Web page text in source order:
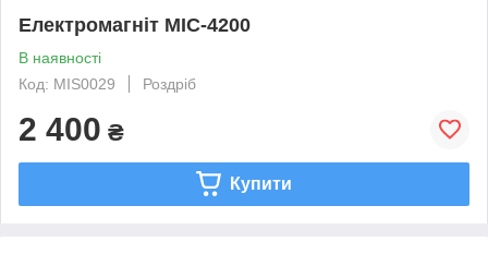
Електромагніт МІС-4200
В наявності
Код: MIS0029
Роздріб
2 400 ₴
Купити